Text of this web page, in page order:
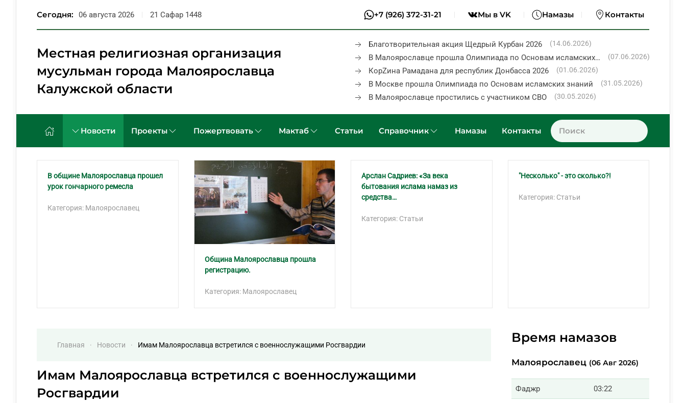
Перейти к содержимому
Сегодня: 06 августа 2026 21 Сафар 1448 +7 (926) 372-31-21 Мы в VK Намазы Контакты
Местная религиозная организация
мусульман города Малоярославца
Калужской области
Благотворительная акция Щедрый Курбан 2026 (14.06.2026)
В Малоярославце прошла Олимпиада по Основам исламских… (07.06.2026)
КорZина Рамадана для республик Донбасса 2026 (01.06.2026)
В Москве прошла Олимпиада по Основам исламских знаний (31.05.2026)
В Малоярославце простились с участником СВО (30.05.2026)
Новости Проекты Пожертвовать Мактаб Статьи Справочник Намазы Контакты
В общине Малоярославца прошел
урок гончарного ремесла
Категория: Малоярославец
Община Малоярославца прошла
регистрацию.
Категория: Малоярославец
Арслан Садриев: «За века
бытования ислама намаз из
средства…
Категория: Статьи
"Несколько" - это сколько?!
Категория: Статьи
Главная Новости Имам Малоярославца встретился с военнослужащими Росгвардии
Имам Малоярославца встретился с военнослужащими
Росгвардии
Время намазов
Малоярославец (06 Авг 2026)
Фаджр 03:22